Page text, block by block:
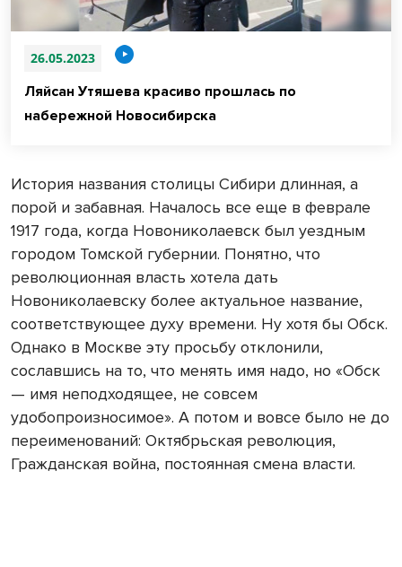
26.05.2023
Ляйсан Утяшева красиво прошлась по
набережной Новосибирска
История названия столицы Сибири длинная, а
порой и забавная. Началось все еще в феврале
1917 года, когда Новониколаевск был уездным
городом Томской губернии. Понятно, что
революционная власть хотела дать
Новониколаевску более актуальное название,
соответствующее духу времени. Ну хотя бы Обск.
Однако в Москве эту просьбу отклонили,
сославшись на то, что менять имя надо, но «Обск
— имя неподходящее, не совсем
удобопроизносимое». А потом и вовсе было не до
переименований: Октябрьская революция,
Гражданская война, постоянная смена власти.